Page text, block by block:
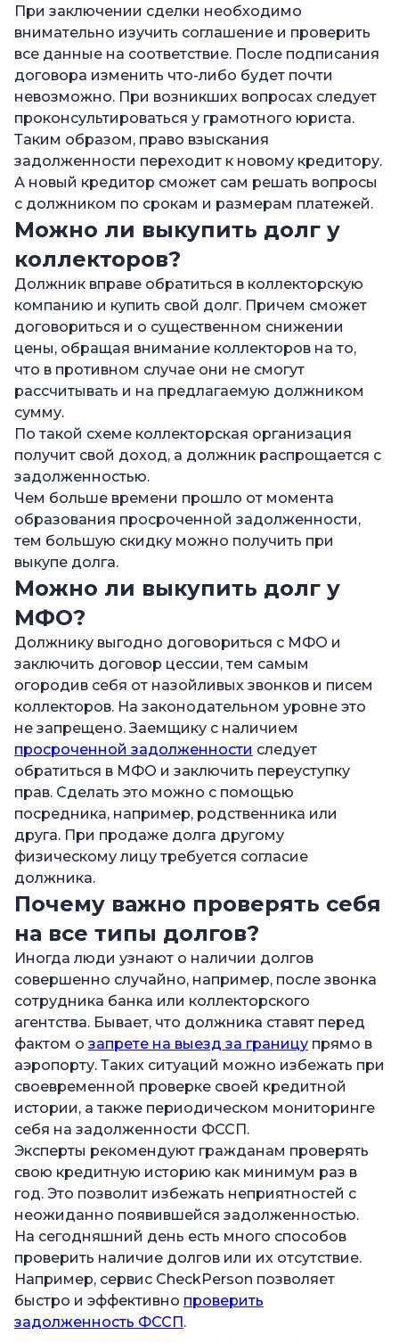
При заключении сделки необходимо
внимательно изучить соглашение и проверить
все данные на соответствие. После подписания
договора изменить что-либо будет почти
невозможно. При возникших вопросах следует
проконсультироваться у грамотного юриста.
Таким образом, право взыскания
задолженности переходит к новому кредитору.
А новый кредитор сможет сам решать вопросы
с должником по срокам и размерам платежей.
Можно ли выкупить долг у
коллекторов?
Должник вправе обратиться в коллекторскую
компанию и купить свой долг. Причем сможет
договориться и о существенном снижении
цены, обращая внимание коллекторов на то,
что в противном случае они не смогут
рассчитывать и на предлагаемую должником
сумму.
По такой схеме коллекторская организация
получит свой доход, а должник распрощается с
задолженностью.
Чем больше времени прошло от момента
образования просроченной задолженности,
тем большую скидку можно получить при
выкупе долга.
Можно ли выкупить долг у
МФО?
Должнику выгодно договориться с МФО и
заключить договор цессии, тем самым
огородив себя от назойливых звонков и писем
коллекторов. На законодательном уровне это
не запрещено. Заемщику с наличием
просроченной задолженности следует
обратиться в МФО и заключить переуступку
прав. Сделать это можно с помощью
посредника, например, родственника или
друга. При продаже долга другому
физическому лицу требуется согласие
должника.
Почему важно проверять себя
на все типы долгов?
Иногда люди узнают о наличии долгов
совершенно случайно, например, после звонка
сотрудника банка или коллекторского
агентства. Бывает, что должника ставят перед
фактом о запрете на выезд за границу прямо в
аэропорту. Таких ситуаций можно избежать при
своевременной проверке своей кредитной
истории, а также периодическом мониторинге
себя на задолженности ФССП.
Эксперты рекомендуют гражданам проверять
свою кредитную историю как минимум раз в
год. Это позволит избежать неприятностей с
неожиданно появившейся задолженностью.
На сегодняшний день есть много способов
проверить наличие долгов или их отсутствие.
Например, сервис CheckPerson позволяет
быстро и эффективно проверить
задолженность ФССП.